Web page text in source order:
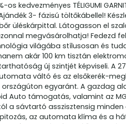
os kedvezményes TÉLIGUMI
3- fázisú töltőkábellel!
üléskárpittal. Látogasson el
megvásárolhatja! Fedezd fel
világába stílusosan és
akár 100 km tisztán
új szintjét képviseli. A
váltó és az elsőkerék-
egyaránt. A gazdag
Auto támogatás, valamint az
a sávtartó asszisztensig
az automata klíma és a